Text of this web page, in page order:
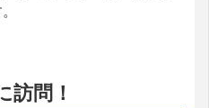
訪問！